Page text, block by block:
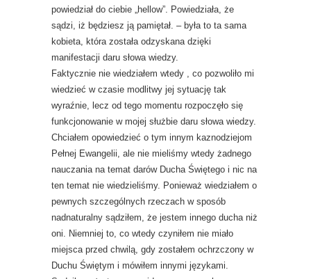
powiedział do ciebie „hellow”. Powiedziała, że
sądzi, iż będziesz ją pamiętał. – była to ta sama
kobieta, która została odzyskana dzięki
manifestacji daru słowa wiedzy.
Faktycznie nie wiedziałem wtedy , co pozwoliło mi
wiedzieć w czasie modlitwy jej sytuację tak
wyraźnie, lecz od tego momentu rozpoczęło się
funkcjonowanie w mojej służbie daru słowa wiedzy.
Chciałem opowiedzieć o tym innym kaznodziejom
Pełnej Ewangelii, ale nie mieliśmy wtedy żadnego
nauczania na temat darów Ducha Świętego i nic na
ten temat nie wiedzieliśmy. Ponieważ wiedziałem o
pewnych szczególnych rzeczach w sposób
nadnaturalny sądziłem, że jestem innego ducha niż
oni. Niemniej to, co wtedy czyniłem nie miało
miejsca przed chwilą, gdy zostałem ochrzczony w
Duchu Świętym i mówiłem innymi językami.